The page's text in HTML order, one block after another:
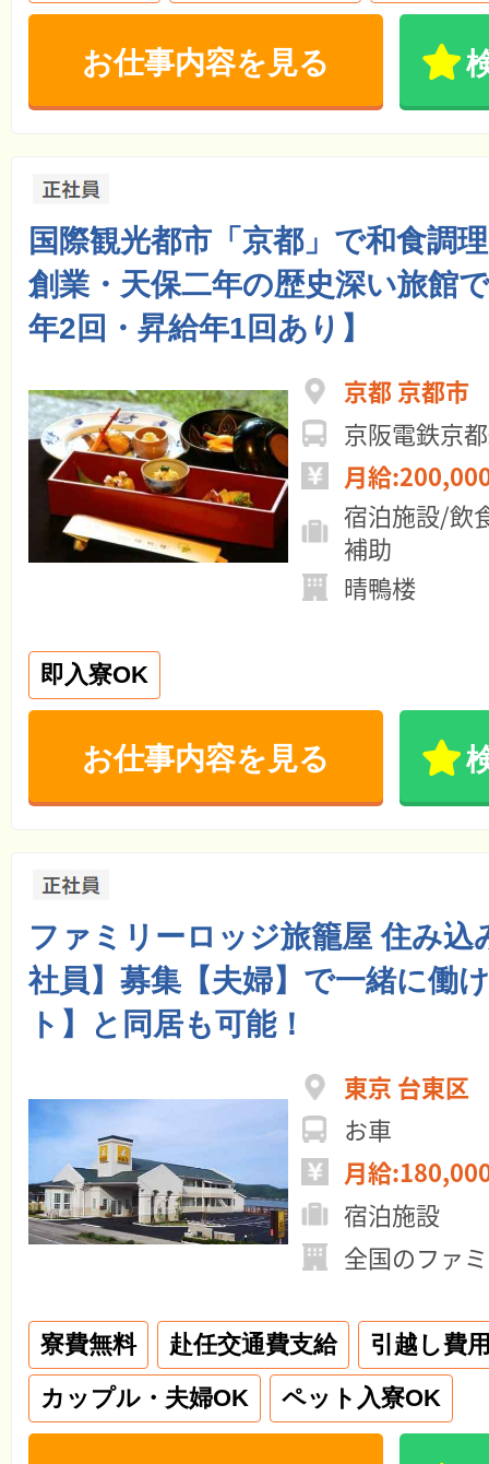
お仕事内容を見る
国際観光都市「京都」で和食調
創業・天保二年の歴史深い旅館
年2回・昇給年1回あり】
京都 京都市
京阪電鉄京
月給
宿泊施設/飲
補助
晴鴨楼
即入寮OK
お仕事内容を見る
ファミリーロッジ旅籠屋 住み込
社員】募集【夫婦】で一緒に働
ト】と同居も可能！
東京 台東区
お車
月給
宿泊施設
全国のファ
寮費無料 赴任交通費支給
引越し費
カップル・夫婦OK
ペット入寮OK